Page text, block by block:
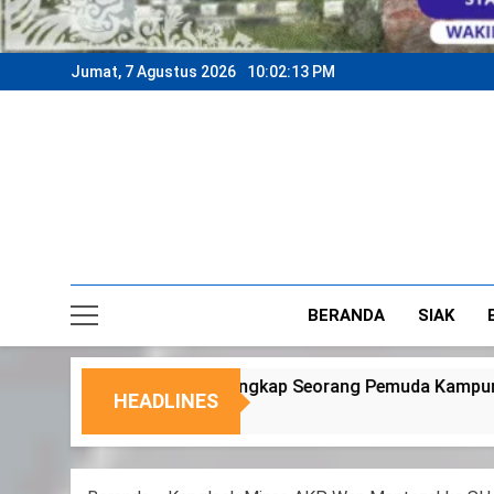
Jumat, 7 Agustus 2026 10:02:16 PM
BERANDA SIAK
HEADLINES
Pemuda Kampung Temusai Dukung